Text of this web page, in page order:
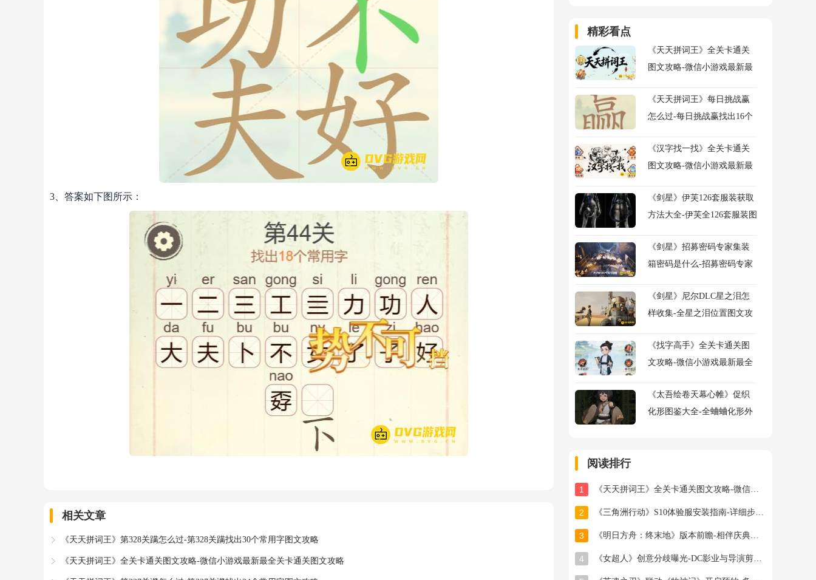
3、答案如下图所示：
相关文章
《天天拼词王》第328关蹒怎么过-第328关蹒找出30个常用字图文攻略
《天天拼词王》全关卡通关图文攻略-微信小游戏最新最全关卡通关图文攻略
精彩看点
《天天拼词王》全关卡通关
图文攻略-微信小游戏最新最
《天天拼词王》每日挑战赢
怎么过-每日挑战赢找出16个
《汉字找一找》全关卡通关
图文攻略-微信小游戏最新最
《剑星》伊芙126套服装获取
方法大全-伊芙全126套服装图
《剑星》招募密码专家集装
箱密码是什么-招募密码专家
《剑星》尼尔DLC星之泪怎
样收集-全星之泪位置图文攻
《找字高手》全关卡通关图
文攻略-微信小游戏最新最全
《太吾绘卷天幕心帷》促织
化形图鉴大全-全蛐蛐化形外
阅读排行
1 《天天拼词王》全关卡通关图文攻略-微信小游戏最新最全关卡通关图文攻略
2 《三角洲行动》S10体验服安装指南-详细步骤与注意事项
3 《明日方舟：终末地》版本前瞻-相伴庆典与新干员登场
4 《女超人》创意分歧曝光-DC影业与导演剪辑之争